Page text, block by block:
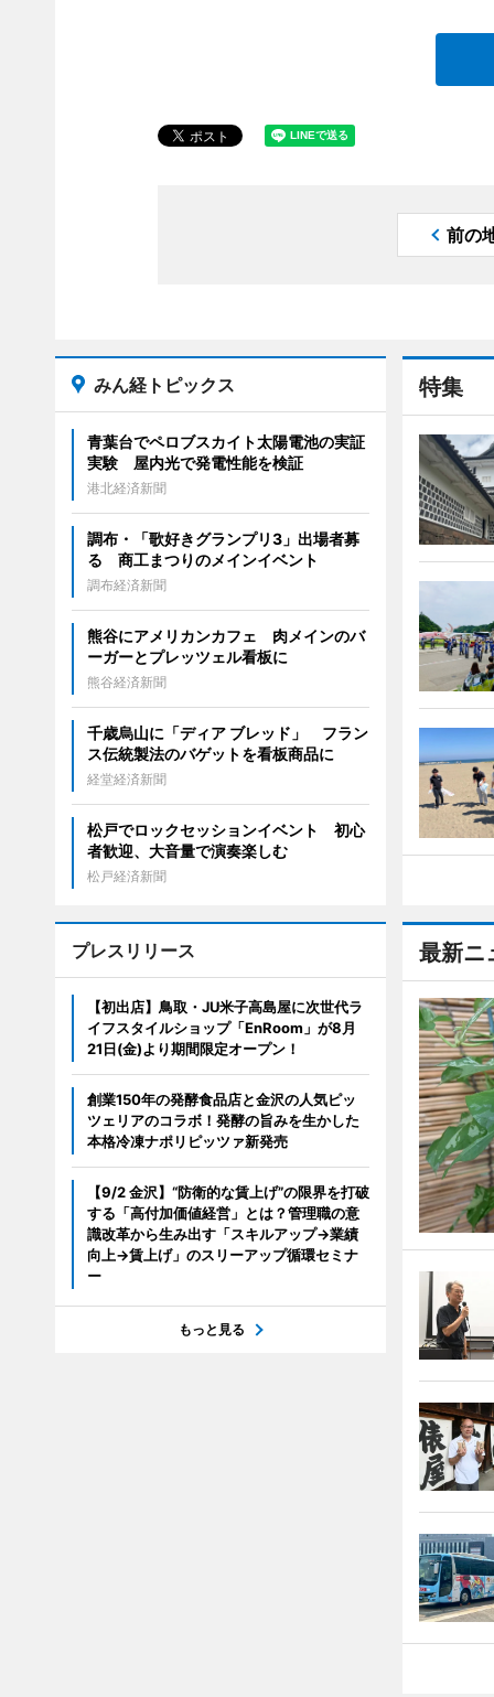
前の
特集
最新ニ
みん経トピックス
青葉台でペロブスカイト太陽電池の実証
実験 屋内光で発電性能を検証
港北経済新聞
調布・「歌好きグランプリ3」出場者募
る 商工まつりのメインイベント
調布経済新聞
熊谷にアメリカンカフェ 肉メインのバ
ーガーとプレッツェル看板に
熊谷経済新聞
千歳烏山に「ディア ブレッド」 フラン
ス伝統製法のバゲットを看板商品に
経堂経済新聞
松戸でロックセッションイベント 初心
者歓迎、大音量で演奏楽しむ
松戸経済新聞
プレスリリース
【初出店】鳥取・JU米子高島屋に次世代ラ
イフスタイルショップ「EnRoom」が8月
21日(金)より期間限定オープン！
創業150年の発酵食品店と金沢の人気ピッ
ツェリアのコラボ！発酵の旨みを生かした
本格冷凍ナポリピッツァ新発売
【9/2 金沢】“防衛的な賃上げ”の限界を打破
する「高付加価値経営」とは？管理職の意
識改革から生み出す「スキルアップ→業績
向上→賃上げ」のスリーアップ循環セミナ
ー
もっと見る